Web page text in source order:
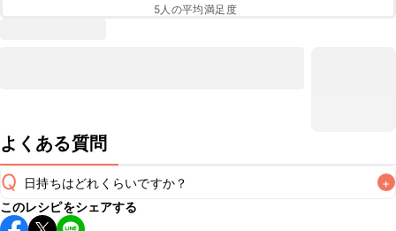
5人の平均満足度
よくある質問
Q 日持ちはどれくらいですか？ +
保存期間は冷蔵で当日中が目安です。なるべくお早めにお召
このレシピをシェアする